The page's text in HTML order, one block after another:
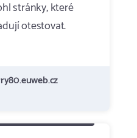
stránky, které
otestovat.